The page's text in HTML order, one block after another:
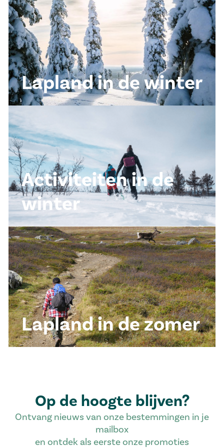
Lapland in de winter
Activiteiten in de
winter
Lapland in de zomer
Op de hoogte blijven?
Ontvang nieuws van onze bestemmingen in je
mailbox
en ontdek als eerste onze promoties